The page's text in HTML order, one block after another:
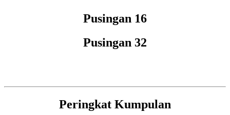
Pusingan 16
Pusingan 32
Peringkat Kumpulan